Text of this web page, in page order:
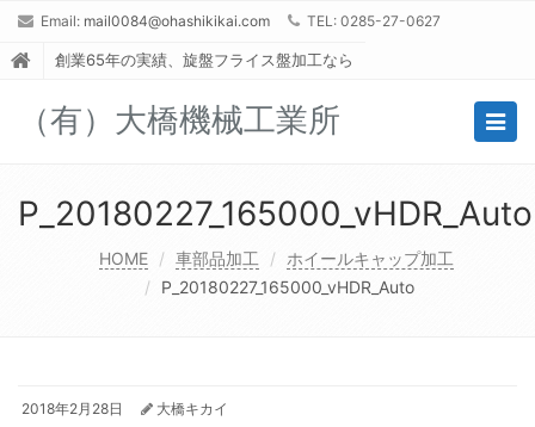
Email: mail0084@ohashikikai.com TEL: 0285-27-0627
創業65年の実績、旋盤フライス盤加工なら
（有）大橋機械工業所
P_20180227_165000_vHDR_Auto
HOME 車部品加工
ホイールキャップ加工
P_20180227_165000_vHDR_Auto
2018年2月28日 大橋キカイ